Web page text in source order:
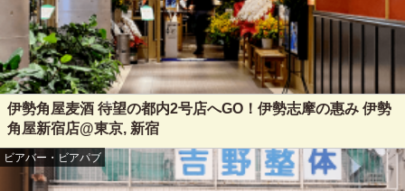
伊勢角屋麦酒 待望の都内2号店へGO！伊勢志摩の惠み 伊勢
角屋新宿店@東京, 新宿
ビアバー・ビアパブ